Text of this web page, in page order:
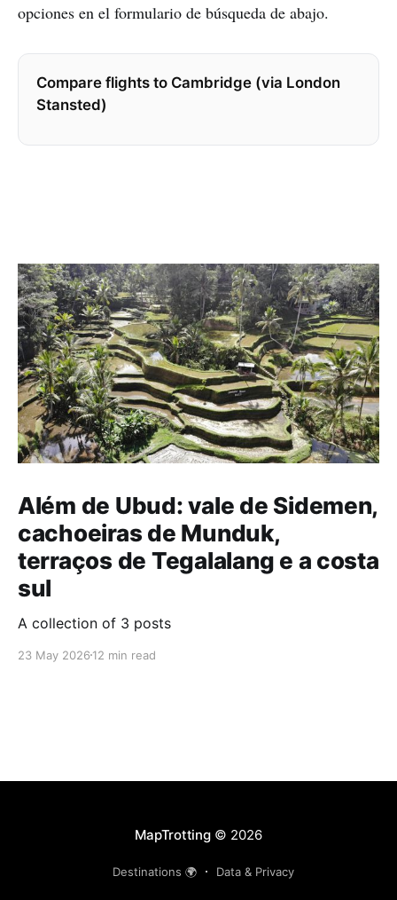
opciones en el formulario de búsqueda de abajo.
Compare flights to Cambridge (via London
Stansted)
Além de Ubud: vale de Sidemen,
cachoeiras de Munduk,
terraços de Tegalalang e a costa
sul
A collection of 3 posts
23 May 2026 12 min read
MapTrotting© 2026
Destinations 🌍 Data & Privacy